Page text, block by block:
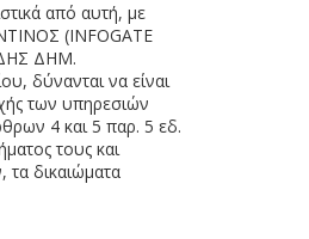
από αυτή, με
(INFOGATE
ΔΗΜ.
δύνανται να είναι
των υπηρεσιών
4 και 5 παρ. 5 εδ.
τους και
τα δικαιώματα